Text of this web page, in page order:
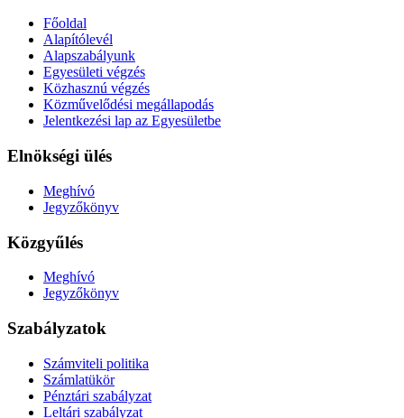
Főoldal
Alapítólevél
Alapszabályunk
Egyesületi végzés
Közhasznú végzés
Közművelődési megállapodás
Jelentkezési lap az Egyesületbe
Elnökségi ülés
Meghívó
Jegyzőkönyv
Közgyűlés
Meghívó
Jegyzőkönyv
Szabályzatok
Számviteli politika
Számlatükör
Pénztári szabályzat
Leltári szabályzat